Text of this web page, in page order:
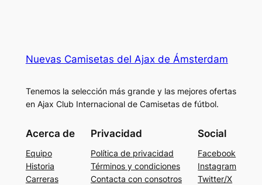
Nuevas Camisetas del Ajax de Ámsterdam
Tenemos la selección más grande y las mejores ofertas
en Ajax Club Internacional de Camisetas de fútbol.
Acerca de
Equipo
Historia
Carreras
Privacidad
Política de privacidad
Términos y condiciones
Contacta con consotros
Social
Facebook
Instagram
Twitter/X